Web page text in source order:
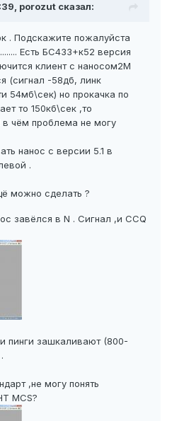
porozut сказал:
. Подскажите пожалуйста
Есть БС433+к52 версия
клиент с наносом2М
(сигнал -58дб, линк
54мб\сек) но прокачка по
то 150кб\сек ,то
чём проблема не могу
нанос с версии 5.1 в
.
можно сделать ?
завёлся в N . Сигнал ,и CCQ
пинги зашкаливают (800-
,не могу понять
MCS?